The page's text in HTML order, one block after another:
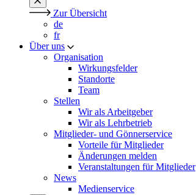
Zur Übersicht
de
fr
Über uns
Organisation
Wirkungsfelder
Standorte
Team
Stellen
Wir als Arbeitgeber
Wir als Lehrbetrieb
Mitglieder- und Gönnerservice
Vorteile für Mitglieder
Änderungen melden
Veranstaltungen für Mitglieder
News
Medienservice